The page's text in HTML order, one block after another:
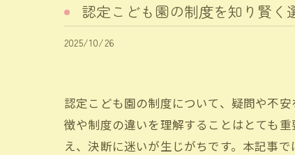
認定こども園の制度を知り賢
2025/10/26
認定こども園の制度について、疑問や不
徴や制度の違いを理解することはとても
え、決断に迷いが生じがちです。本記事